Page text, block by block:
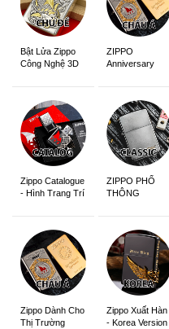
Bật Lửa Zippo
Công Nghệ 3D
ZIPPO
Anniversary
Zippo Catalogue
- Hình Trang Trí
ZIPPO PHỔ
THÔNG
Zippo Dành Cho
Thị Trường
Zippo Xuất Hàn
- Korea Version